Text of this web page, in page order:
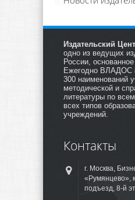
Издательский
одно из ведущих
России,
Ежегодно ВЛАДОС
300 наименований
методической и
литературы по
всех типов
учреждений.
Контакты
г. Москва,
«Румянцево»,
подъезд, 8-й